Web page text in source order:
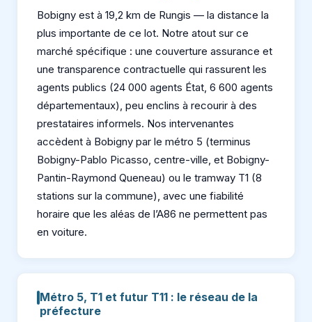
Bobigny est à 19,2 km de Rungis — la distance la
plus importante de ce lot. Notre atout sur ce
marché spécifique : une couverture assurance et
une transparence contractuelle qui rassurent les
agents publics (24 000 agents État, 6 600 agents
départementaux), peu enclins à recourir à des
prestataires informels. Nos intervenantes
accèdent à Bobigny par le métro 5 (terminus
Bobigny-Pablo Picasso, centre-ville, et Bobigny-
Pantin-Raymond Queneau) ou le tramway T1 (8
stations sur la commune), avec une fiabilité
horaire que les aléas de l’A86 ne permettent pas
en voiture.
Métro 5, T1 et futur T11 : le réseau de la
préfecture